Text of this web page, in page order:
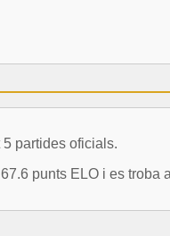
partides oficials.
punts ELO i es